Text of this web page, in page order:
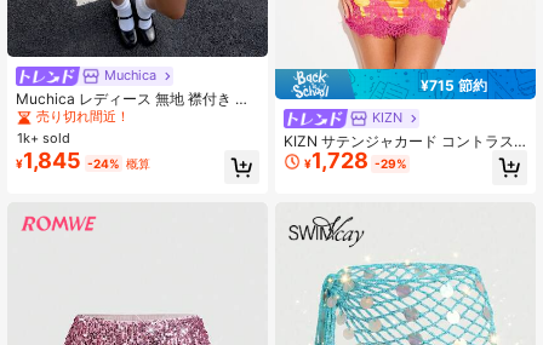
Muchica
Muchica レディース 無地 襟付き カ
ジュアル 万能 デイリー お出かけシ
ャツ
#4 ベストセラー
売り切れ間近！
#4 ベストセラー
売り切れ間近！
#4 ベストセラー
売り切れ間近！
#4 ベストセラー
1k+ sold
¥1,845 -24% 概算
¥715 節約
KIZN
KIZN サテンジャカード コントラス
トレーストリム ディープVネック ス
リップミニドレス パーティー サマー
¥1,728 -29%